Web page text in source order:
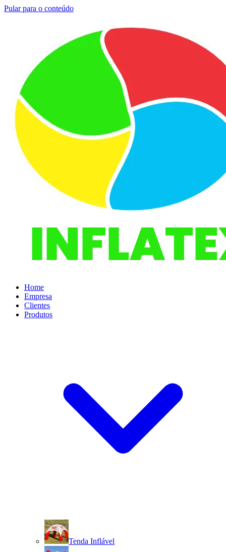
Pular para o conteúdo
Home
Empresa
Clientes
Produtos
Tenda Inflável